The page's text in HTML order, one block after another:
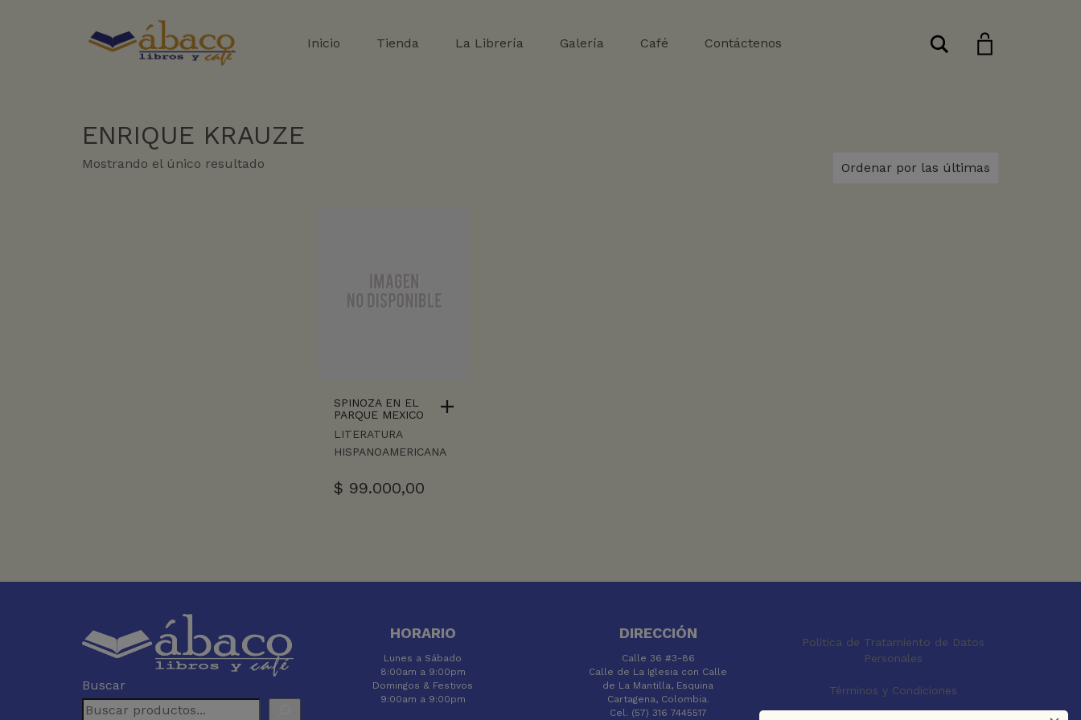
Inicio Tienda La Librería Galería Café Contáctenos Buscar
ENRIQUE KRAUZE
Mostrando el único resultado Ordenar por las últimas
SPINOZA EN EL
PARQUE MEXICO
LITERATURA
HISPANOAMERICANA
$ 99.000,00
Buscar
HORARIO
Lunes a Sábado
8:00am a 9:00pm
Domingos & Festivos
9:00am a 9:00pm
DIRECCIÓN
Calle 36 #3-86
Calle de La Iglesia con Calle
de La Mantilla, Esquina
Cartagena, Colombia.
Cel. (57) 316 7445517
Política de Tratamiento de Datos
Personales
Términos y Condiciones